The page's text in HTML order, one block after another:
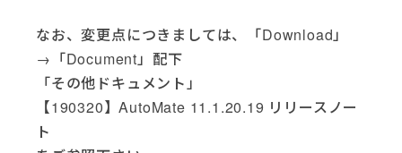
なお、変更点につきましては、「Download」
→「Document」配下
「その他ドキュメント」
【190320】AutoMate 11.1.20.19 リリースノー
ト